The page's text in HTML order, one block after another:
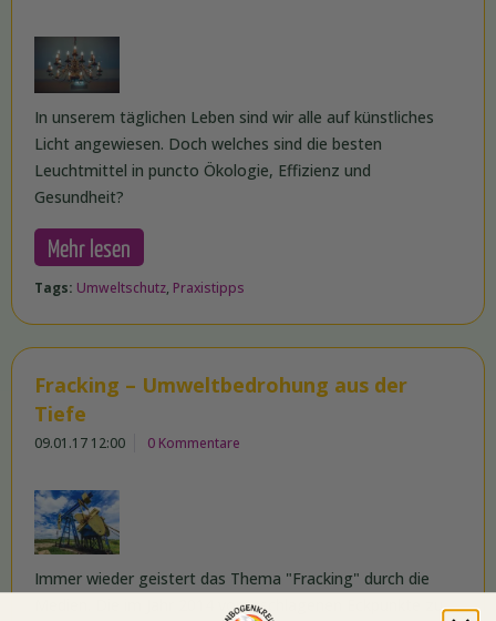
In unserem täglichen Leben sind wir alle auf künstliches
Licht angewiesen. Doch welches sind die besten
Leuchtmittel in puncto Ökologie, Effizienz und
Gesundheit?
Mehr lesen
Tags: Umweltschutz, Praxistipps
Fracking – Umweltbedrohung aus der
Tiefe
09.01.17 12:00 0 Kommentare
Immer wieder geistert das Thema "Fracking" durch die
Medien. Die im Jahr 2014 vorgeschlagenen Eckpunkte zu